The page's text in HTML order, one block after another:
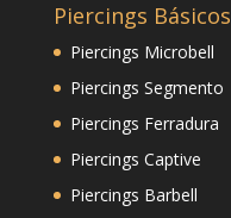
Piercings Básicos
Piercings Microbell
Piercings Segmento
Piercings Ferradura
Piercings Captive
Piercings Barbell